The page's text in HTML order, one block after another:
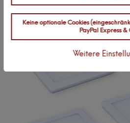
Artikelpaket
Keine optionale Cookies
PayPal Express &
Weitere